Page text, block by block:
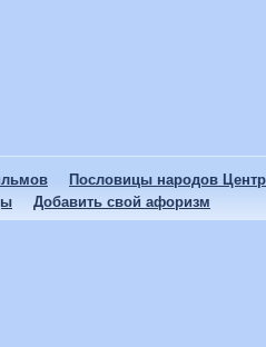
Пословицы народов
Добавить свой афоризм